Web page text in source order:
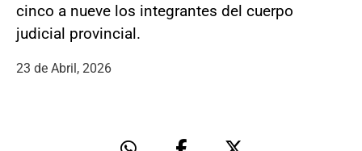
cinco a nueve los integrantes del cuerpo
judicial provincial.
23 de Abril, 2026